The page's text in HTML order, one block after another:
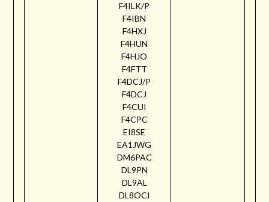
F4ILK/P
F4IBN
F4HXJ
F4HUN
F4HJO
F4FTT
F4DCJ/P
F4DCJ
F4CUI
F4CPC
EI8SE
EA1JWG
DM6PAC
DL9PN
DL9AL
DL8OCI